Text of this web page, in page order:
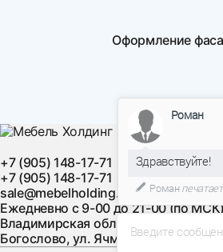
Оформление
+7 (905) 148-17-71
+7 (905) 148-17-71
sale@mebelholding.ru
Ежедневно с 9-00 до 21-00 (по
Владимирская область,
Богослово, ул. Ячменная, д. 10
Введите
Роман
Здравствуйте!
Роман